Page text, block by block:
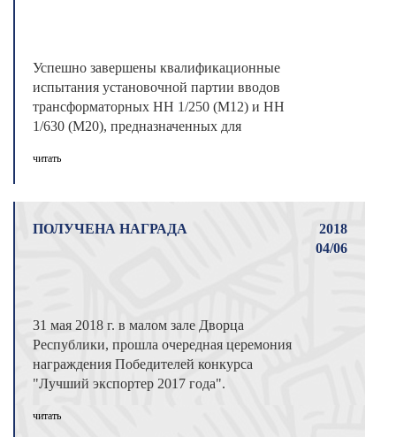
Успешно завершены квалификационные
испытания установочной партии вводов
трансформаторных НН 1/250 (М12) и НН
1/630 (М20), предназначенных для
читать
ПОЛУЧЕНА НАГРАДА
2018
04/06
31 мая 2018 г. в малом зале Дворца
Республики, прошла очередная церемония
награждения Победителей конкурса
"Лучший экспортер 2017 года".
читать